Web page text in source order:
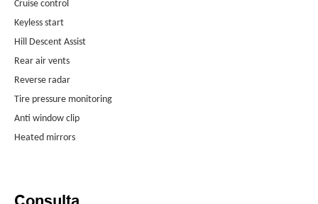
Cruise control
Keyless start
Hill Descent Assist
Rear air vents
Reverse radar
Tire pressure monitoring
Anti window clip
Heated mirrors